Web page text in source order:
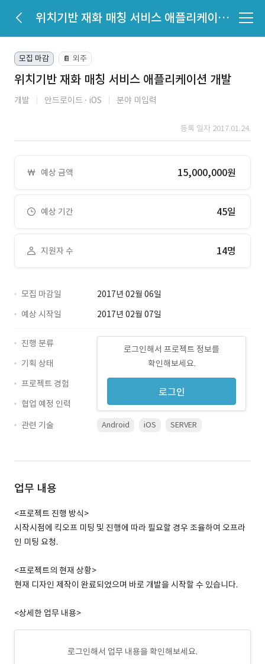
위치기반 재화 매칭 서비스 애플리케이션 개발
모집 마감 📔 외주
위치기반 재화 매칭 서비스 애플리케이션 개발
개발 안드로이드 iOS 분야 미입력
등록 일자 2017.01.24.
예상 금액 15,000,000원
예상 기간 45일
지원자 수 14명
모집 마감일
2017년 02월 06일
예상 시작일
2017년 02월 07일
로그인해서 프로젝트 정보를
확인해보세요.
로그인
진행 분류
기획 상태
프로젝트 경험
협업 예정 인력
관련 기술
Android iOS SERVER
업무 내용
<프로젝트 진행 방식>
시작시점에 킥오프 미팅 및 진행에 따라 필요할 경우 조율하여 오프라
인 미팅 요청.
<프로젝트의 현재 상황>
현재 디자인 제작이 완료되었으며 바로 개발을 시작할 수 있습니다.
<상세한 업무 내용>
로그인해서 업무 내용을 확인해보세요.